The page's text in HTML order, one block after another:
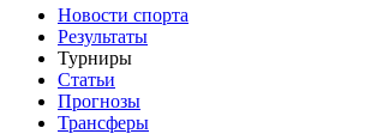
Новости спорта
Результаты
Турниры
Статьи
Прогнозы
Трансферы